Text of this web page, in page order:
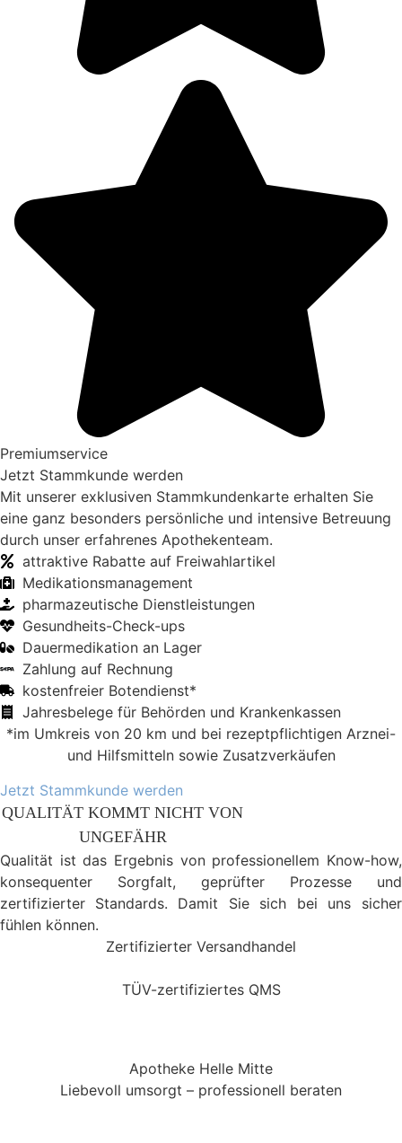
Premiumservice
Jetzt Stamm­kunde werden
Mit unserer exklusiven Stamm­kunden­karte er­halten Sie
eine ganz be­sonders persönliche und intensive Be­treu­ung
durch unser erfahrenes Apo­theken­team.
attraktive Rabatte auf Frei­wahl­artikel
Medikations­manage­ment
pharma­zeutische Dienst­leist­ungen
Gesund­heits-Check-ups
Dauer­medikation an Lager
Zahl­ung auf Rech­nung
kosten­freier Boten­dienst*
Jahres­be­lege für Be­hörden und Kranken­kassen
*im Umkreis von 20 km und bei rezeptpflichtigen Arznei-
und Hilfsmitteln sowie Zusatzverkäufen
Jetzt Stammkunde werden
QUALITÄT KOMMT NICHT VON
UNGEFÄHR
Qualität ist das Ergebnis von professionellem Know-how,
konsequenter Sorgfalt, geprüfter Prozesse und
zertifizierter Standards. Damit Sie sich bei uns sicher
fühlen können.
Zertifizierter Versandhandel
TÜV-zertifiziertes QMS
Apotheke Helle Mitte
Liebevoll umsorgt – professionell beraten